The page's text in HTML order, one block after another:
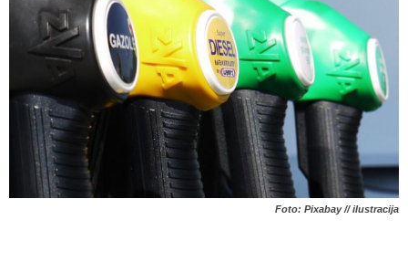
Foto: Pixabay // ilustracija